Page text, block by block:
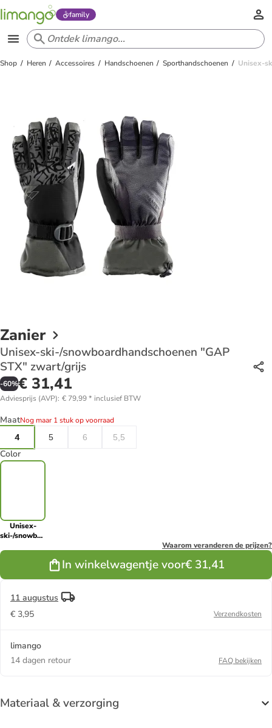
family
Shop Heren Accessoires Handschoenen Sporthandschoenen Unisex-
Zanier
Unisex-ski-/snowboardhandschoenen "GAP
STX" zwart/grijs
-60%€ 31,41
Adviesprijs (AVP): € 79,99* inclusief BTW
MaatNog maar 1 stuk op voorraad
4
5 6 5,5
Color
Unisex-
ski-/snowboardhandschoenen
Waarom veranderen de prijzen?
In winkelwagentje voor€ 31,41
11 augustus
€ 3,95
Verzendkosten
limango
14 dagen retour
FAQ bekijken
Materiaal & verzorging